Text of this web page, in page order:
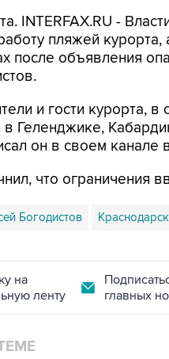
INTERFAX.RU -
пляжей
после объявления
и гости курорта, в
Геленджике,
он в своем канале
что ограничения
Богодистов
на
ленту
главных